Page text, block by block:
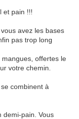
et pain !!!
avez les bases
pas trop long
offertes le
votre chemin.
combinent à
demi-pain. Vous